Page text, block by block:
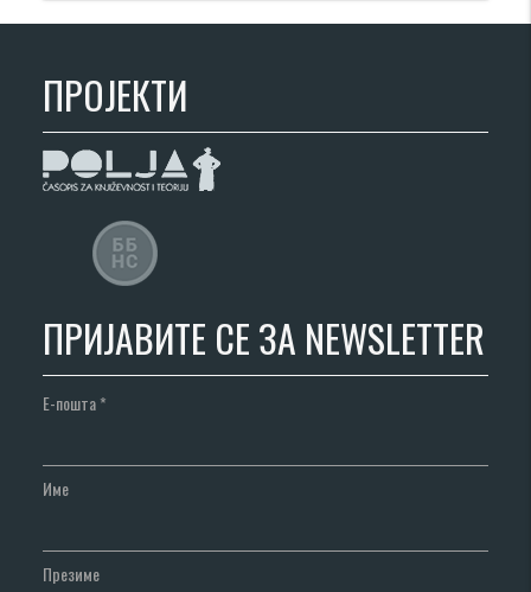
ПРОЈЕКТИ
ПРИЈАВИТЕ СЕ ЗА NEWSLETTER
Е-пошта*
Име
Презиме